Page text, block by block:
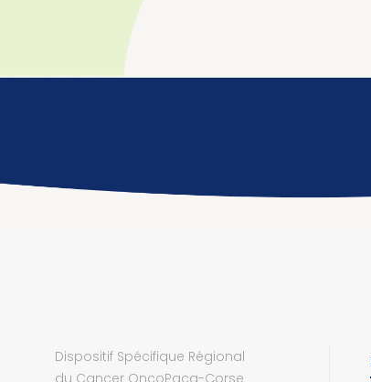
Dispositif Spécifique Régional
du Cancer OncoPaca-Corse